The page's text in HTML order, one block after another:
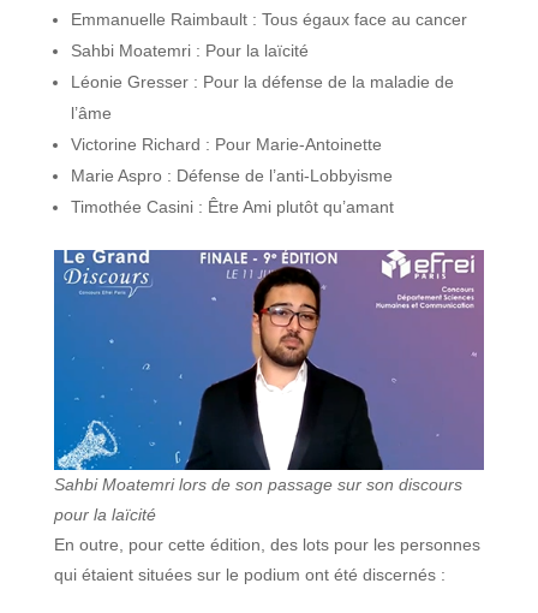
Emmanuelle Raimbault : Tous égaux face au cancer
Sahbi Moatemri : Pour la laïcité
Léonie Gresser : Pour la défense de la maladie de
l’âme
Victorine Richard : Pour Marie-Antoinette
Marie Aspro : Défense de l’anti-Lobbyisme
Timothée Casini : Être Ami plutôt qu’amant
Sahbi Moatemri lors de son passage sur son discours
pour la laïcité
En outre, pour cette édition, des lots pour les personnes
qui étaient situées sur le podium ont été discernés :